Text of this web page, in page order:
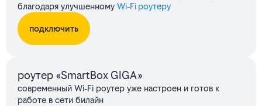
благодаря улучшенному Wi‑Fi роутеру
подключить
роутер «SmartBox GIGA»
современный Wi‑Fi роутер уже настроен и готов к
работе в сети билайн